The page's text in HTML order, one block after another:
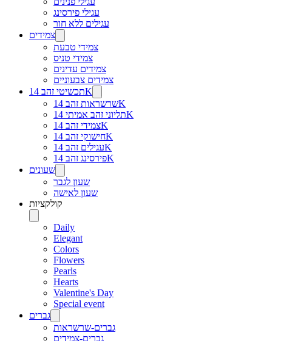
עגילי פירסינג
עגילים ללא חור
צמידים
צמידי טבעת
צמידי טניס
צמידים עדינים
צמידים צבעוניים
תכשיטי זהב 14K
שרשראות זהב 14K
תליוני זהב אמיתי 14K
צמידי זהב 14K
חישוקי זהב 14K
עגילים זהב 14K
פירסינג זהב 14K
שעונים
שעון לגבר
שעון לאישה
קולקציות
Daily
Elegant
Colors
Flowers
Pearls
Hearts
Valentine's Day
Special event
גברים
גברים-שרשראות
גברים-צמידים